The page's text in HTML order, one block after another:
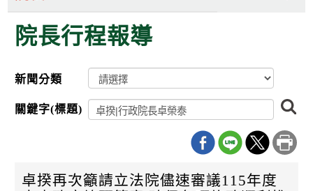
區
區
院長行程報導
新聞分類
關鍵字(標題)
尋
卓揆再次籲請立法院儘速審議115年度